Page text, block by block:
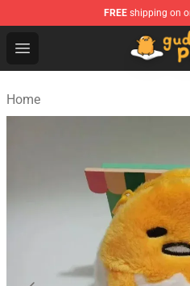
FREE shipping on
Open menu
Gudetama Plush Shop -
Home